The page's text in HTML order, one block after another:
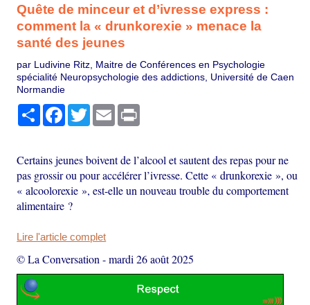
Quête de minceur et d’ivresse express :
comment la « drunkorexie » menace la
santé des jeunes
par Ludivine Ritz, Maitre de Conférences en Psychologie
spécialité Neuropsychologie des addictions, Université de Caen
Normandie
PartagerFacebook
TwitterEmail
Certains jeunes boivent de l’alcool et sautent des repas pour ne
pas grossir ou pour accélérer l’ivresse. Cette « drunkorexie », ou
« alcoolorexie », est-elle un nouveau trouble du comportement
alimentaire ?
Lire l'article complet
© La Conversation -mardi 26 août 2025